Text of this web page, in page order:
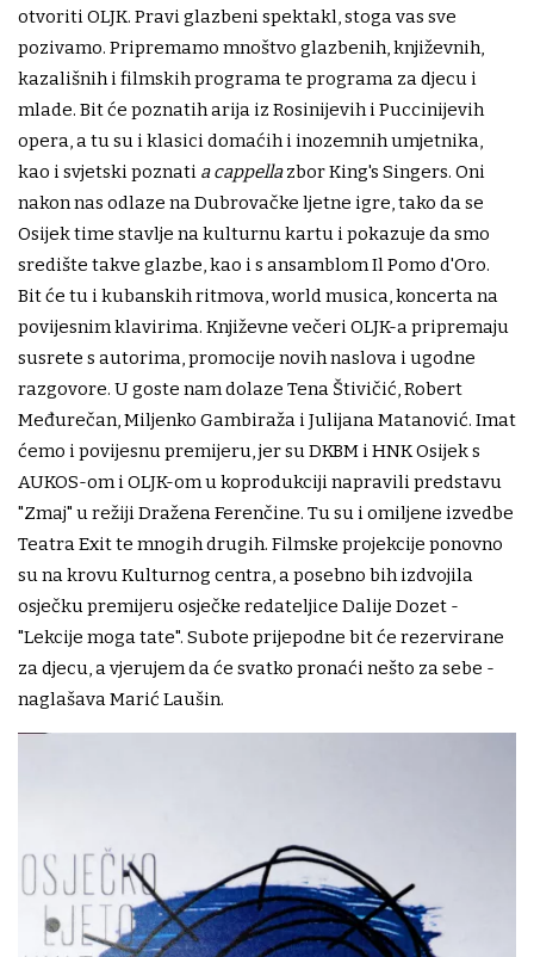
otvoriti OLJK. Pravi glazbeni spektakl, stoga vas sve
pozivamo. Pripremamo mnoštvo glazbenih, književnih,
kazališnih i filmskih programa te programa za djecu i
mlade. Bit će poznatih arija iz Rosinijevih i Puccinijevih
opera, a tu su i klasici domaćih i inozemnih umjetnika,
kao i svjetski poznati a cappellazbor King's Singers. Oni
nakon nas odlaze na Dubrovačke ljetne igre, tako da se
Osijek time stavlje na kulturnu kartu i pokazuje da smo
središte takve glazbe, kao i s ansamblom Il Pomo d'Oro.
Bit će tu i kubanskih ritmova, world musica, koncerta na
povijesnim klavirima. Književne večeri OLJK-a pripremaju
susrete s autorima, promocije novih naslova i ugodne
razgovore. U goste nam dolaze Tena Štivičić, Robert
Međurečan, Miljenko Gambiraža i Julijana Matanović. Imat
ćemo i povijesnu premijeru, jer su DKBM i HNK Osijek s
AUKOS-om i OLJK-om u koprodukciji napravili predstavu
"Zmaj" u režiji Dražena Ferenčine. Tu su i omiljene izvedbe
Teatra Exit te mnogih drugih. Filmske projekcije ponovno
su na krovu Kulturnog centra, a posebno bih izdvojila
osječku premijeru osječke redateljice Dalije Dozet -
"Lekcije moga tate". Subote prijepodne bit će rezervirane
za djecu, a vjerujem da će svatko pronaći nešto za sebe -
naglašava Marić Laušin.